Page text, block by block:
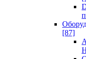
[87]